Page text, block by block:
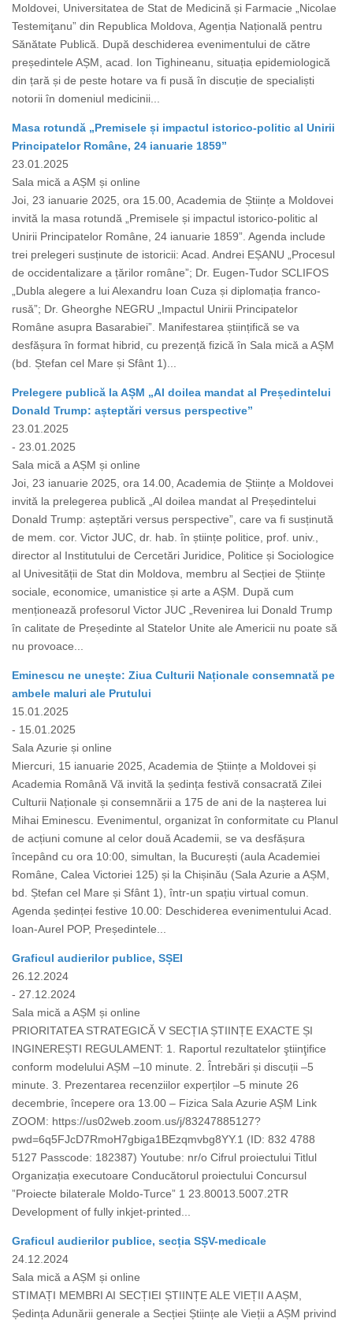
Moldovei, Universitatea de Stat de Medicină și Farmacie „Nicolae
Testemiţanu” din Republica Moldova, Agenția Națională pentru
Sănătate Publică. După deschiderea evenimentului de către
președintele AȘM, acad. Ion Tighineanu, situația epidemiologică
din țară și de peste hotare va fi pusă în discuție de specialiști
notorii în domeniul medicinii...
Masa rotundă „Premisele și impactul istorico-politic al Unirii
Principatelor Române, 24 ianuarie 1859”
23.01.2025
Sala mică a AȘM și online
Joi, 23 ianuarie 2025, ora 15.00, Academia de Științe a Moldovei
invită la masa rotundă „Premisele și impactul istorico-politic al
Unirii Principatelor Române, 24 ianuarie 1859”. Agenda include
trei prelegeri susținute de istoricii: Acad. Andrei EȘANU „Procesul
de occidentalizare a țărilor române”; Dr. Eugen-Tudor SCLIFOS
„Dubla alegere a lui Alexandru Ioan Cuza și diplomația franco-
rusă”; Dr. Gheorghe NEGRU „Impactul Unirii Principatelor
Române asupra Basarabiei”. Manifestarea științifică se va
desfășura în format hibrid, cu prezență fizică în Sala mică a AȘM
(bd. Ștefan cel Mare și Sfânt 1)...
Prelegere publică la AȘM „Al doilea mandat al Președintelui
Donald Trump: așteptări versus perspective”
23.01.2025
- 23.01.2025
Sala mică a AȘM și online
Joi, 23 ianuarie 2025, ora 14.00, Academia de Științe a Moldovei
invită la prelegerea publică „Al doilea mandat al Președintelui
Donald Trump: așteptări versus perspective”, care va fi susținută
de mem. cor. Victor JUC, dr. hab. în științe politice, prof. univ.,
director al Institutului de Cercetări Juridice, Politice și Sociologice
al Univesității de Stat din Moldova, membru al Secției de Științe
sociale, economice, umanistice și arte a AȘM. După cum
menționează profesorul Victor JUC „Revenirea lui Donald Trump
în calitate de Președinte al Statelor Unite ale Americii nu poate să
nu provoace...
Eminescu ne unește: Ziua Culturii Naționale consemnată pe
ambele maluri ale Prutului
15.01.2025
- 15.01.2025
Sala Azurie și online
Miercuri, 15 ianuarie 2025, Academia de Științe a Moldovei și
Academia Română Vă invită la ședința festivă consacrată Zilei
Culturii Naționale și consemnării a 175 de ani de la nașterea lui
Mihai Eminescu. Evenimentul, organizat în conformitate cu Planul
de acțiuni comune al celor două Academii, se va desfășura
începând cu ora 10:00, simultan, la București (aula Academiei
Române, Calea Victoriei 125) și la Chișinău (Sala Azurie a AȘM,
bd. Ștefan cel Mare și Sfânt 1), într-un spațiu virtual comun.
Agenda ședinței festive 10.00: Deschiderea evenimentului Acad.
Ioan-Aurel POP, Președintele...
Graficul audierilor publice, SȘEI
26.12.2024
- 27.12.2024
Sala mică a AȘM și online
PRIORITATEA STRATEGICĂ V SECȚIA ȘTIINȚE EXACTE ȘI
INGINEREȘTI REGULAMENT: 1. Raportul rezultatelor ştiinţifice
conform modelului AȘM –10 minute. 2. Întrebări și discuții –5
minute. 3. Prezentarea recenziilor experților –5 minute 26
decembrie, începere ora 13.00 – Fizica Sala Azurie AȘM Link
ZOOM: https://us02web.zoom.us/j/83247885127?
pwd=6q5FJcD7RmoH7gbiga1BEzqmvbg8YY.1 (ID: 832 4788
5127 Passcode: 182387) Youtube: nr/o Cifrul proiectului Titlul
Organizația executoare Conducătorul proiectului Concursul
”Proiecte bilaterale Moldo-Turce” 1 23.80013.5007.2TR
Development of fully inkjet-printed...
Graficul audierilor publice, secția SȘV-medicale
24.12.2024
Sala mică a AȘM și online
STIMAȚI MEMBRI AI SECȚIEI ȘTIINȚE ALE VIEȚII A AȘM,
Ședința Adunării generale a Secției Științe ale Vieții a AȘM privind